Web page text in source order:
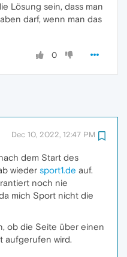
Lösung sein, dass man
darf, wenn man das
0
Dec 10, 2022, 12:47 PM
dem Start des
wieder sport1.de auf.
noch nie
mich Sport nicht die
ob die Seite über einen
aufgerufen wird.